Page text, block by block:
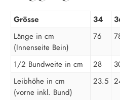
Grösse 34
Länge in cm
(Innenseite Bein)
76
1/2 Bundweite in cm 28
Leibhöhe in cm
(vorne inkl. Bund)
23.5